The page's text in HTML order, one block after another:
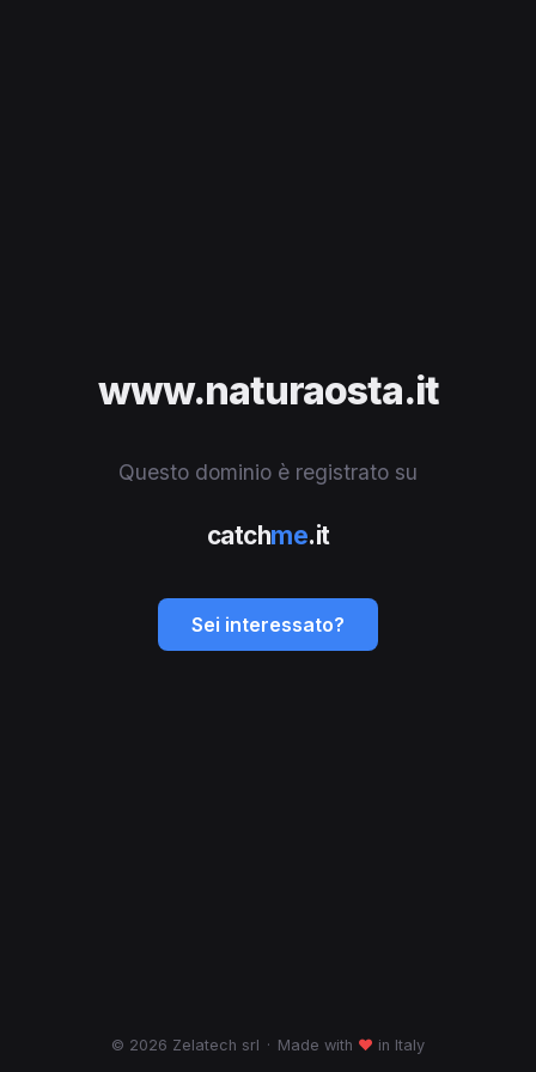
www.naturaosta.it
Questo dominio è registrato su
catchme.it
Sei interessato?
© 2026 Zelatech srl · Made with ♥ in Italy